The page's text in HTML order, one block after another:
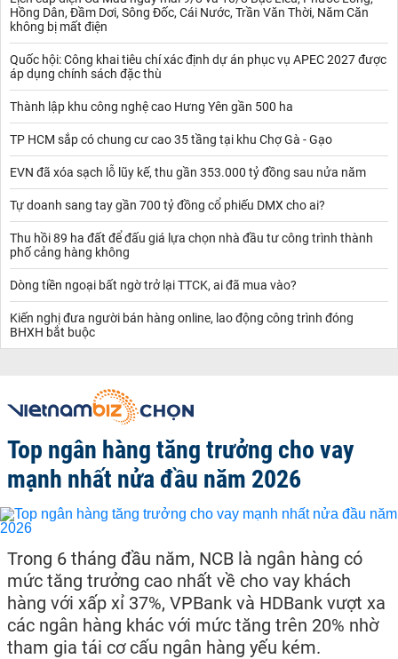
Hồng Dân, Đầm Dơi, Sông Đốc, Cái Nước, Trần Văn Thời, Năm Căn
không bị mất điện
Quốc hội: Công khai tiêu chí xác định dự án phục vụ APEC 2027 được
áp dụng chính sách đặc thù
Thành lập khu công nghệ cao Hưng Yên gần 500 ha
TP HCM sắp có chung cư cao 35 tầng tại khu Chợ Gà - Gạo
EVN đã xóa sạch lỗ lũy kế, thu gần 353.000 tỷ đồng sau nửa năm
Tự doanh sang tay gần 700 tỷ đồng cổ phiếu DMX cho ai?
Thu hồi 89 ha đất để đấu giá lựa chọn nhà đầu tư công trình thành
phố cảng hàng không
Dòng tiền ngoại bất ngờ trở lại TTCK, ai đã mua vào?
Kiến nghị đưa người bán hàng online, lao động công trình đóng
BHXH bắt buộc
Top ngân hàng tăng trưởng cho vay
mạnh nhất nửa đầu năm 2026
Trong 6 tháng đầu năm, NCB là ngân hàng có
mức tăng trưởng cao nhất về cho vay khách
hàng với xấp xỉ 37%, VPBank và HDBank vượt xa
các ngân hàng khác với mức tăng trên 20% nhờ
tham gia tái cơ cấu ngân hàng yếu kém.